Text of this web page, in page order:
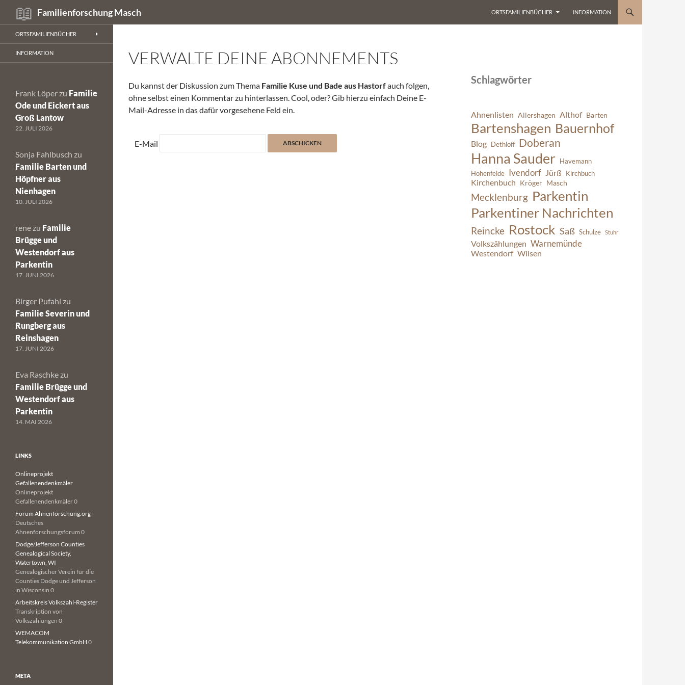
Inhalt
springen
Familienforschung Masch
Suchen
ORTSFAMILIENBÜCHER INFORMATION
VERWALTE DEINE ABONNEMENTS
Du kannst der Diskussion zum Thema Familie Kuse und Bade aus Hastorfauch folgen,
ohne selbst einen Kommentar zu hinterlassen. Cool, oder? Gib hierzu einfach Deine E-
Mail-Adresse in das dafür vorgesehene Feld ein.
E-Mail
Schlagwörter
Ahnenlisten Allershagen Althof Barten
Bartenshagen Bauernhof
Blog Dethloff Doberan
Hanna Sauder
Havemann
Hohenfelde Ivendorf Jürß Kirchbuch
Kirchenbuch Kröger Masch
Mecklenburg Parkentin
Parkentiner Nachrichten
Reincke Rostock Saß Schulze Stuhr
Volkszählungen Warnemünde
Westendorf Wilsen
ORTSFAMILIENBÜCHER
INFORMATION
Frank Löper zu Familie
Ode und Eickert aus
Groß Lantow
22. JULI 2026
Sonja Fahlbusch zu
Familie Barten und
Höpfner aus
Nienhagen
10. JULI 2026
rene zu Familie
Brügge und
Westendorf aus
Parkentin
17. JUNI 2026
Birger Pufahl zu
Familie Severin und
Rungberg aus
Reinshagen
17. JUNI 2026
Eva Raschke zu
Familie Brügge und
Westendorf aus
Parkentin
14. MAI 2026
LINKS
Onlineprojekt
Gefallenendenkmäler
Onlineprojekt
Gefallenendenkmäler 0
Forum Ahnenforschung.org
Deutsches
Ahnenforschungsforum 0
Dodge/Jefferson Counties
Genealogical Society,
Watertown, WI
Genealogischer Verein für die
Counties Dodge und Jefferson
in Wisconsin 0
Arbeitskreis Volkszahl-Register
Transkription von
Volkszählungen 0
WEMACOM
Telekommunikation GmbH 0
META